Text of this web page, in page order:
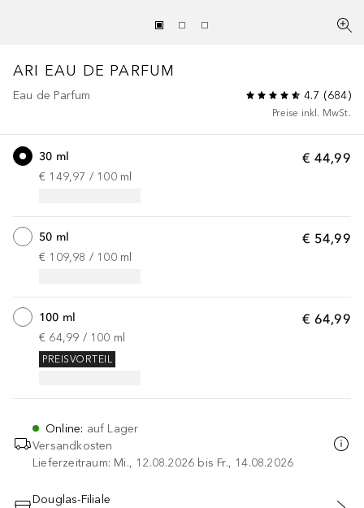
ARI EAU DE PARFUM
Eau de Parfum 4.7 (684)
Preise inkl. MwSt.
€ 44,99
30 ml
€ 149,97 / 100 ml
€ 54,99
50 ml
€ 109,98 / 100 ml
€ 64,99
100 ml
€ 64,99 / 100 ml
PREISVORTEIL
Online: auf Lager
Versandkosten
Lieferzeitraum: Mi., 12.08.2026 bis Fr., 14.08.2026
Douglas-Filiale